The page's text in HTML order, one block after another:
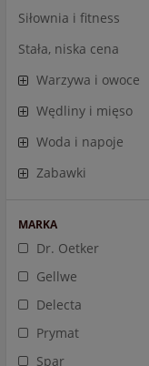
Siłownia i fitness
Stała, niska cena
Warzywa i owoce
Wędliny i mięso
Woda i napoje
Zabawki
MARKA
Dr. Oetker
Gellwe
Delecta
Prymat
Spar